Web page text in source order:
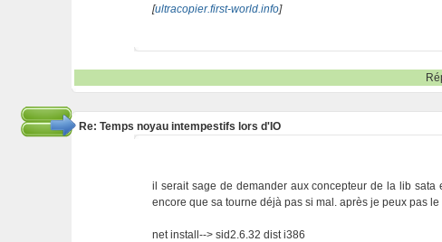
[ultracopier.first-world.info]
Re: Temps noyau intempestifs lors d'IO
il serait sage de demander aux concepteur de la lib
encore que sa tourne déjà pas si mal. après je peux pas
net install--> sid2.6.32 dist i386